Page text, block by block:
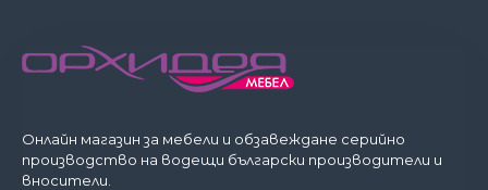
Онлайн магазин за мебели и обзавеждане серийно
производство на водещи български производители и
вносители.